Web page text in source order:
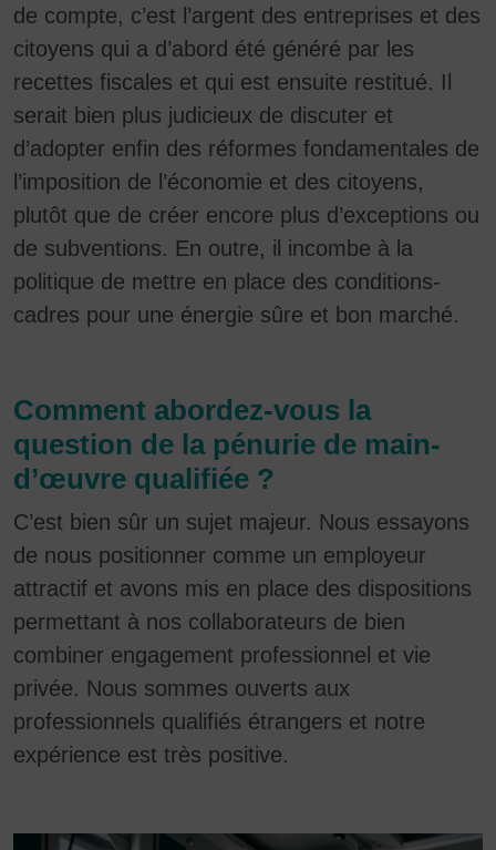
de compte, c’est l’argent des entreprises et des
citoyens qui a d’abord été généré par les
recettes fiscales et qui est ensuite restitué. Il
serait bien plus judicieux de discuter et
d’adopter enfin des réformes fondamentales de
l’imposition de l’économie et des citoyens,
plutôt que de créer encore plus d’exceptions ou
de subventions. En outre, il incombe à la
politique de mettre en place des conditions-
cadres pour une énergie sûre et bon marché.
Comment abordez-vous la
question de la pénurie de main-
d’œuvre qualifiée ?
C’est bien sûr un sujet majeur. Nous essayons
de nous positionner comme un employeur
attractif et avons mis en place des dispositions
permettant à nos collaborateurs de bien
combiner engagement professionnel et vie
privée. Nous sommes ouverts aux
professionnels qualifiés étrangers et notre
expérience est très positive.